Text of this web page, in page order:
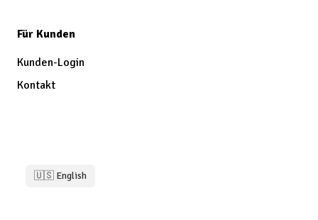
Für Kunden
Kunden-Login
Kontakt
🇺🇸 English